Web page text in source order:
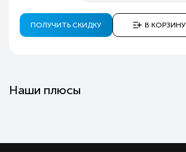
ПОЛУЧИТЬ СКИДКУ В КОРЗИНУ
Наши плюсы